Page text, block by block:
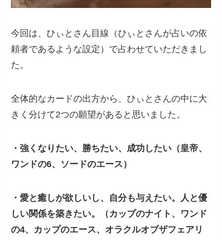
今回は、ひぃとさん目線（ひぃとさんが占いの依
頼者であるような設定）で占わせていただきまし
た。
全体的なカードの出方から、ひぃとさんの中に大
きく分けて2つの願望があると思いました。
・強くなりたい、勝ちたい、成功したい（皇帝、
ワンドの6、ソードのエース）
・愛と癒しが欲しいし、自分も与えたい。人と優
しい関係を築きたい。（カップのナイト、ワンド
の4、カップのエース、オラクルオブザフェアリ